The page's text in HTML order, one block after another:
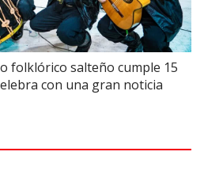
folklórico salteño cumple 15
con una gran noticia